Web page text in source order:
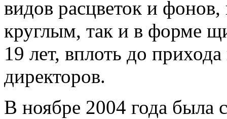
видов расцветок и
круглым, так и в форме
19 лет, вплоть до
директоров.
В ноябре 2004 года была